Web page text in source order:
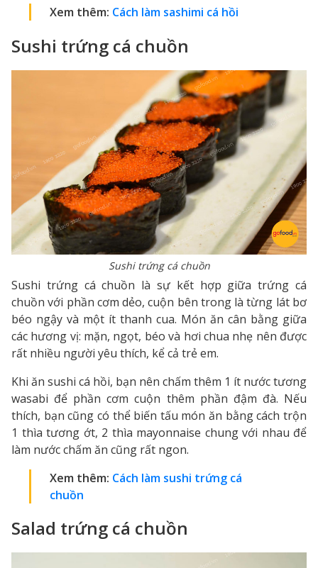
Xem thêm: Cách làm sashimi cá hồi
Sushi trứng cá chuồn
Sushi trứng cá chuồn
Sushi trứng cá chuồn là sự kết hợp giữa trứng cá
chuồn với phần cơm dẻo, cuộn bên trong là từng lát bơ
béo ngậy và một ít thanh cua. Món ăn cân bằng giữa
các hương vị: mặn, ngọt, béo và hơi chua nhẹ nên được
rất nhiều người yêu thích, kể cả trẻ em.
Khi ăn sushi cá hồi, bạn nên chấm thêm 1 ít nước tương
wasabi để phần cơm cuộn thêm phần đậm đà. Nếu
thích, bạn cũng có thể biến tấu món ăn bằng cách trộn
1 thìa tương ớt, 2 thìa mayonnaise chung với nhau để
làm nước chấm ăn cũng rất ngon.
Xem thêm: Cách làm sushi trứng cá
chuồn
Salad trứng cá chuồn